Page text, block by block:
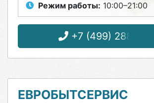
Режим работы: 10:00–21:00
+7 (499) 288-05-
ЕВРОБЫТСЕРВИС